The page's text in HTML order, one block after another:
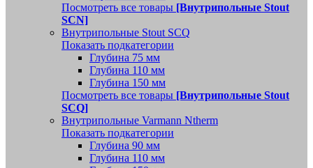
Посмотреть все товары [Внутрипольные Stout
SCN]
Внутрипольные Stout SCQ
Показать подкатегории
Глубина 75 мм
Глубина 110 мм
Глубина 150 мм
Посмотреть все товары [Внутрипольные Stout
SCQ]
Внутрипольные Varmann Ntherm
Показать подкатегории
Глубина 90 мм
Глубина 110 мм